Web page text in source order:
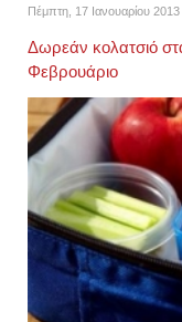
Πέμπτη, 17 Ιανουαρίου
Δωρεάν κολατσιό
Φεβρουάριο